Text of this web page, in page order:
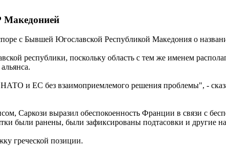
Македонией
с Бывшей Югославской Республикой Македония о
республики, поскольку область с тем же именем
и ЕС без взаимоприемлемого решения проблемы", -
Саркози выразил обеспокоенность Франции в связи с
были ранены, были зафиксированы подтасовки и другие
греческой позиции.